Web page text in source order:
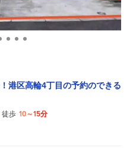
港区高輪4丁目の予約のできる
徒歩 10～15分